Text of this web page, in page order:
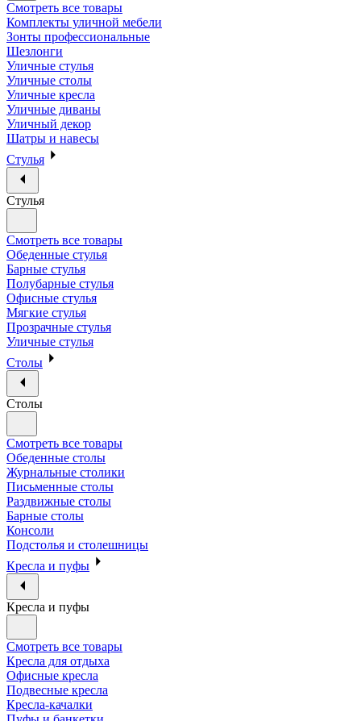
Смотреть все товары
Комплекты уличной мебели
Зонты профессиональные
Шезлонги
Уличные стулья
Уличные столы
Уличные кресла
Уличные диваны
Уличный декор
Шатры и навесы
Стулья
Стулья
Смотреть все товары
Обеденные стулья
Барные стулья
Полубарные стулья
Офисные стулья
Мягкие стулья
Прозрачные стулья
Уличные стулья
Столы
Столы
Смотреть все товары
Обеденные столы
Журнальные столики
Письменные столы
Раздвижные столы
Барные столы
Консоли
Подстолья и столешницы
Кресла и пуфы
Кресла и пуфы
Смотреть все товары
Кресла для отдыха
Офисные кресла
Подвесные кресла
Кресла-качалки